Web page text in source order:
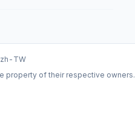
zh-TW
property of their respective owners.